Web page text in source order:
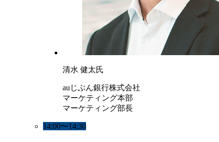
清水 健太氏
auじぶん銀行株式会社
マーケティング本部
マーケティング部長
14:00〜14:30